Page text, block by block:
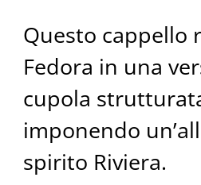
Questo cappello
Fedora in una
cupola
imponendo
spirito Riviera.